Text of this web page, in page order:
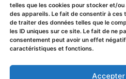
telles que les cookies pour stocker et/
des appareils. Le fait de consentir à
de traiter des données telles que le
les ID uniques sur ce site. Le fait de ne
consentement peut avoir un effet
caractéristiques et fonctions.
Accepter
browser for the next